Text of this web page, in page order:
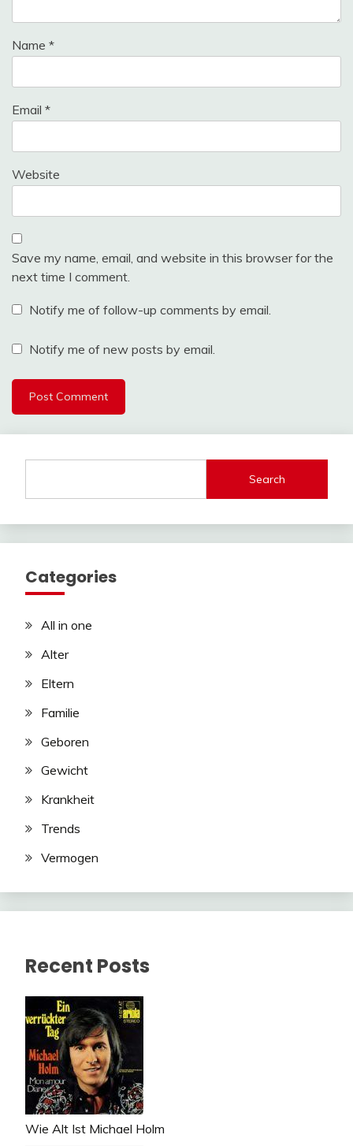
Name *
Email *
Website
Save my name, email, and website in this browser for the
next time I comment.
Notify me of follow-up comments by email.
Notify me of new posts by email.
Search
Categories
All in one
Alter
Eltern
Familie
Geboren
Gewicht
Krankheit
Trends
Vermogen
Recent Posts
Wie Alt Ist Michael Holm